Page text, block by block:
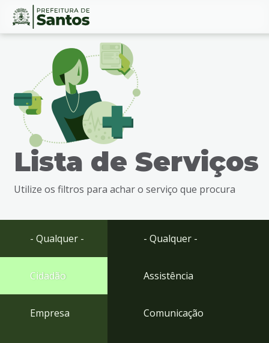
Ir
busca
Ir
rodapé
Conteúdo
Lista de Serviços
Utilize os filtros para achar o serviço que procura
- Qualquer -
Cidadão
Empresa
- Qualquer -
Assistência
Comunicação